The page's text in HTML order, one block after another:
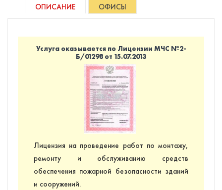
ОПИСАНИЕ ОФИСЫ
Услуга оказывается по Лицензии МЧС №2-
Б/01298 от 15.07.2013
Лицензия на проведение работ по монтажу,
ремонту и обслуживанию средств
обеспечения пожарной безопасности зданий
и сооружений.